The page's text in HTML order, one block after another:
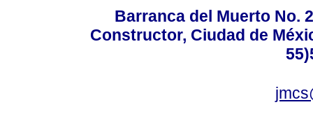
Barranca del Muerto No.
Constructor, Ciudad de